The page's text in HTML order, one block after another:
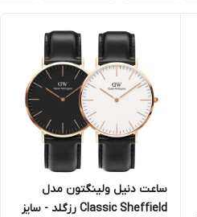
ساعت دنیل ولینگتون مدل
Classic Sheffield رزگلد - سایز